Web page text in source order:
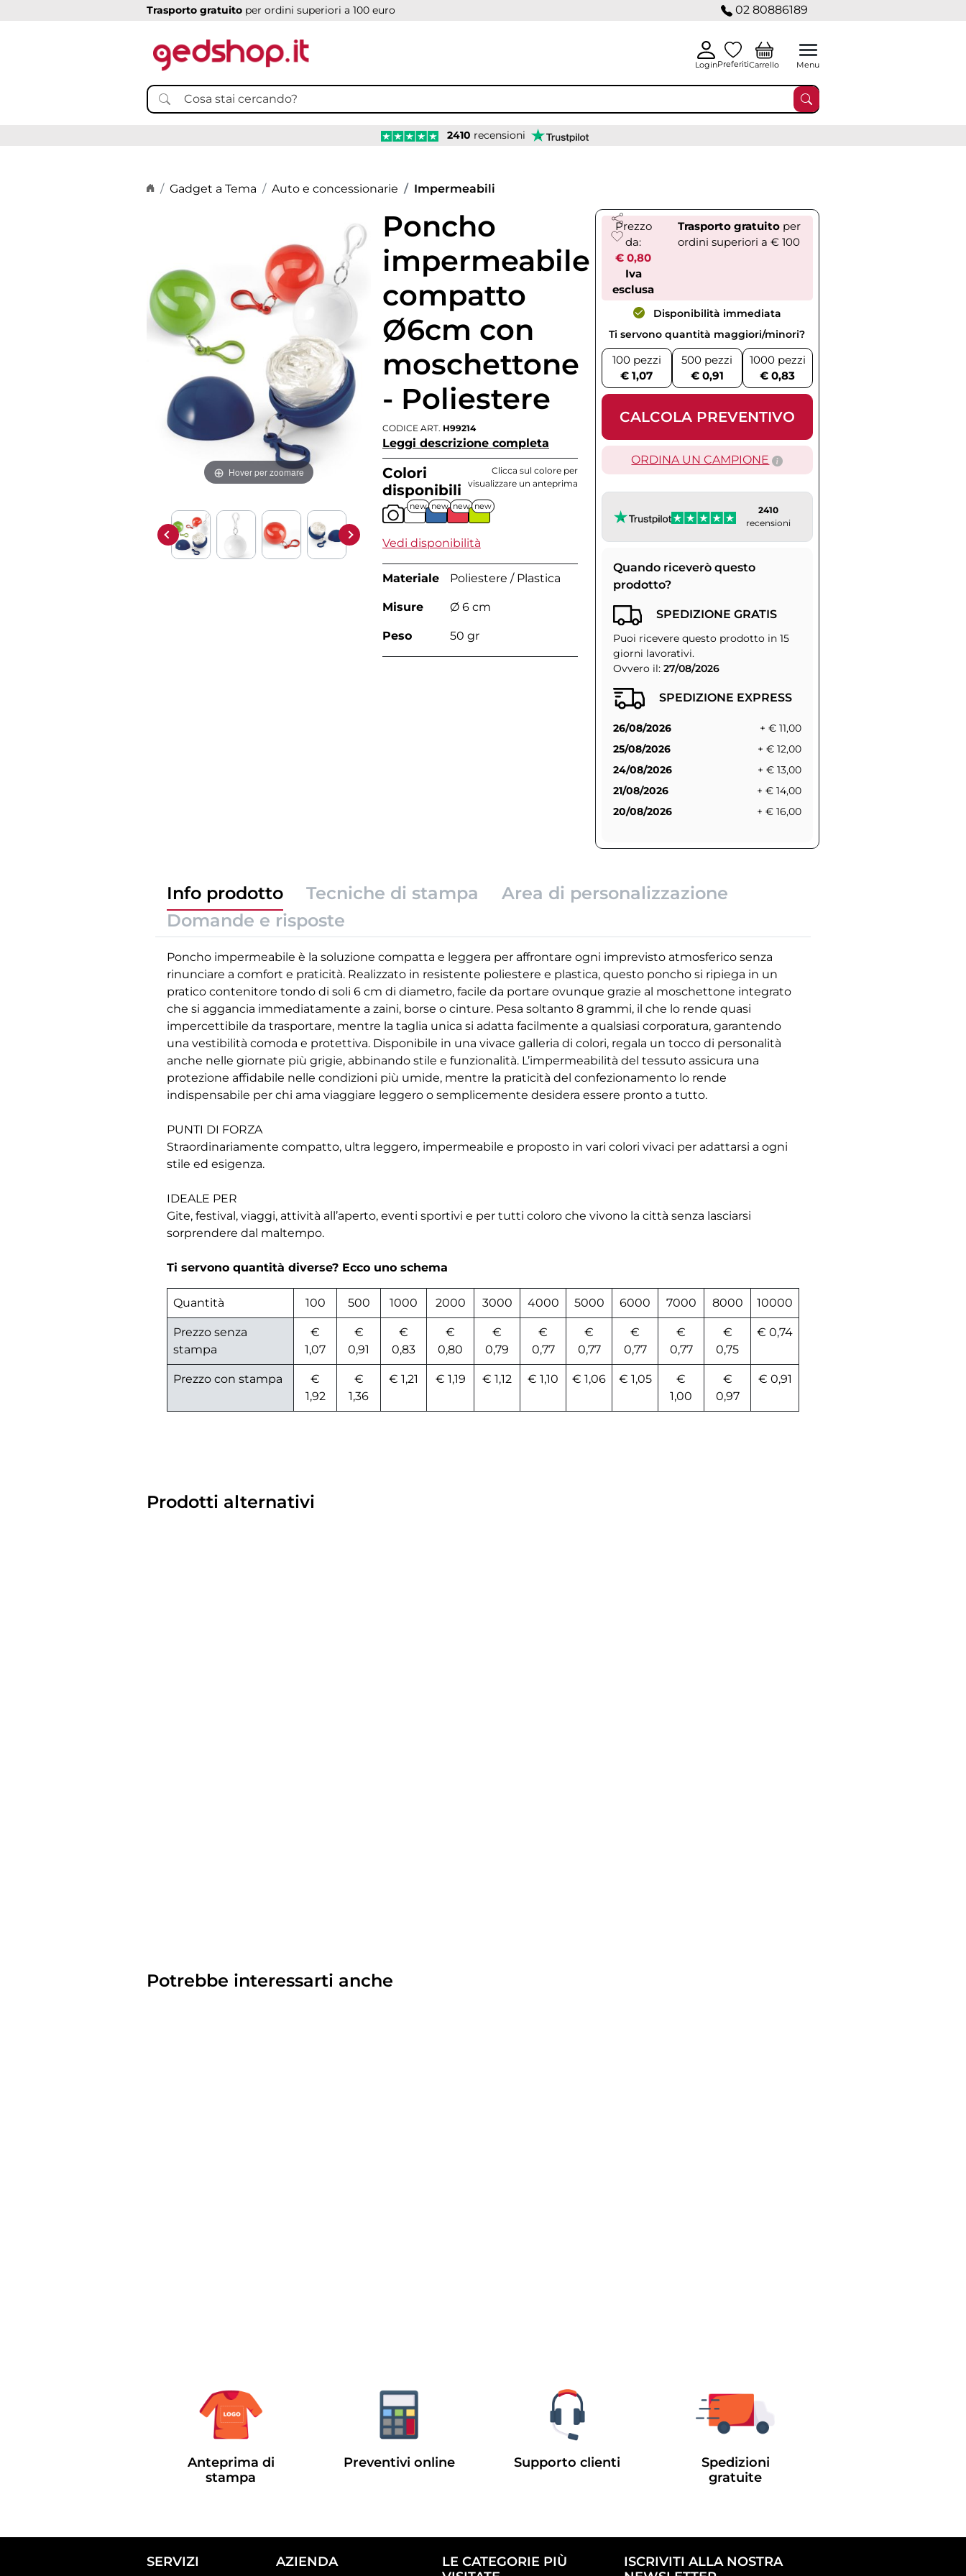
Trasporto gratuito per ordini superiori a 100 euro 02 80886189
LoginPreferitiCarrello Menu
2410 recensioni
Home page
Gadget a Tema Auto e concessionarie Impermeabili
Hover per zoomare
Poncho
impermeabile
compatto
Ø6cm con
moschettone
- Poliestere
CODICE ART. H99214
Leggi descrizione completa
Colori
disponibili
Clicca sul colore per
visualizzare un anteprima
new new new new
Vedi disponibilità
Materiale Poliestere / Plastica
Misure Ø 6 cm
Peso 50 gr
Prezzo
da:
€ 0,80
Iva
esclusa
Trasporto gratuitoper
ordini superiori a € 100
Disponibilità immediata
Ti servono quantità maggiori/minori?
100 pezzi
€ 1,07
500 pezzi
€ 0,91
1000 pezzi
€ 0,83
CALCOLA PREVENTIVO
ORDINA UN CAMPIONE
2410
recensioni
Quando riceverò questo
prodotto?
SPEDIZIONE GRATIS
Puoi ricevere questo prodotto in 15
giorni lavorativi.
Ovvero il: 27/08/2026
SPEDIZIONE EXPRESS
26/08/2026
+ € 11,00
25/08/2026
+ € 12,00
24/08/2026
+ € 13,00
21/08/2026
+ € 14,00
20/08/2026
+ € 16,00
Info prodotto Tecniche di stampa
Area di personalizzazione
Domande e risposte
Poncho impermeabile è la soluzione compatta e leggera per affrontare ogni imprevisto atmosferico senza
rinunciare a comfort e praticità. Realizzato in resistente poliestere e plastica, questo poncho si ripiega in un
pratico contenitore tondo di soli 6 cm di diametro, facile da portare ovunque grazie al moschettone integrato
che si aggancia immediatamente a zaini, borse o cinture. Pesa soltanto 8 grammi, il che lo rende quasi
impercettibile da trasportare, mentre la taglia unica si adatta facilmente a qualsiasi corporatura, garantendo
una vestibilità comoda e protettiva. Disponibile in una vivace galleria di colori, regala un tocco di personalità
anche nelle giornate più grigie, abbinando stile e funzionalità. L’impermeabilità del tessuto assicura una
protezione affidabile nelle condizioni più umide, mentre la praticità del confezionamento lo rende
indispensabile per chi ama viaggiare leggero o semplicemente desidera essere pronto a tutto.
PUNTI DI FORZA
Straordinariamente compatto, ultra leggero, impermeabile e proposto in vari colori vivaci per adattarsi a ogni
stile ed esigenza.
IDEALE PER
Gite, festival, viaggi, attività all’aperto, eventi sportivi e per tutti coloro che vivono la città senza lasciarsi
sorprendere dal maltempo.
Ti servono quantità diverse? Ecco uno schema
Quantità 100 500 1000 2000 3000 4000 5000 6000 7000 8000 10000
Prezzo senza
stampa
€
1,07
€
0,91
€
0,83
€
0,80
€
0,79
€
0,77
€
0,77
€
0,77
€
0,77
€
0,75
€ 0,74
Prezzo con stampa
€
1,92
€
1,36
€ 1,21 € 1,19 € 1,12 € 1,10 € 1,06 € 1,05
€
1,00
€
0,97
€ 0,91
Prodotti alternativi
Potrebbe interessarti anche
Anteprima di
stampa
Preventivi online Supporto clienti
Spedizioni
gratuite
SERVIZI AZIENDA
LE CATEGORIE PIÙ
ISCRIVITI ALLA NOSTRA